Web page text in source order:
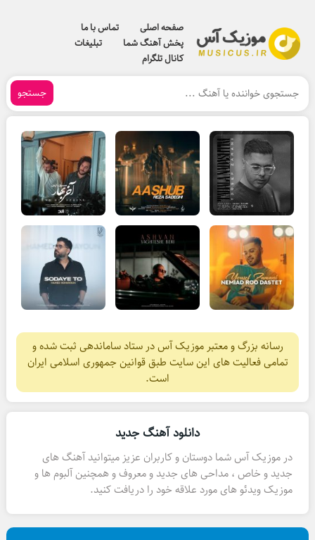
صفحه اصلی
تماس با ما
پخش آهنگ شما
تبلیغات
کانال تلگرام
جستجو
رسانه بزرگ و معتبر موزیک آس در ستاد ساماندهی ثبت شده و
تمامی فعالیت های این سایت طبق قوانین جمهوری اسلامی ایران
است.
دانلود آهنگ جدید
در موزیک آس شما دوستان و کاربران عزیز میتوانید آهنگ های
جدید و خاص ، مداحی های جدید و معروف و همچنین آلبوم ها و
موزیک ویدئو های مورد علاقه خود را دریافت کنید.